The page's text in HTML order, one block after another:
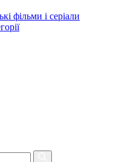
фільми і серіали